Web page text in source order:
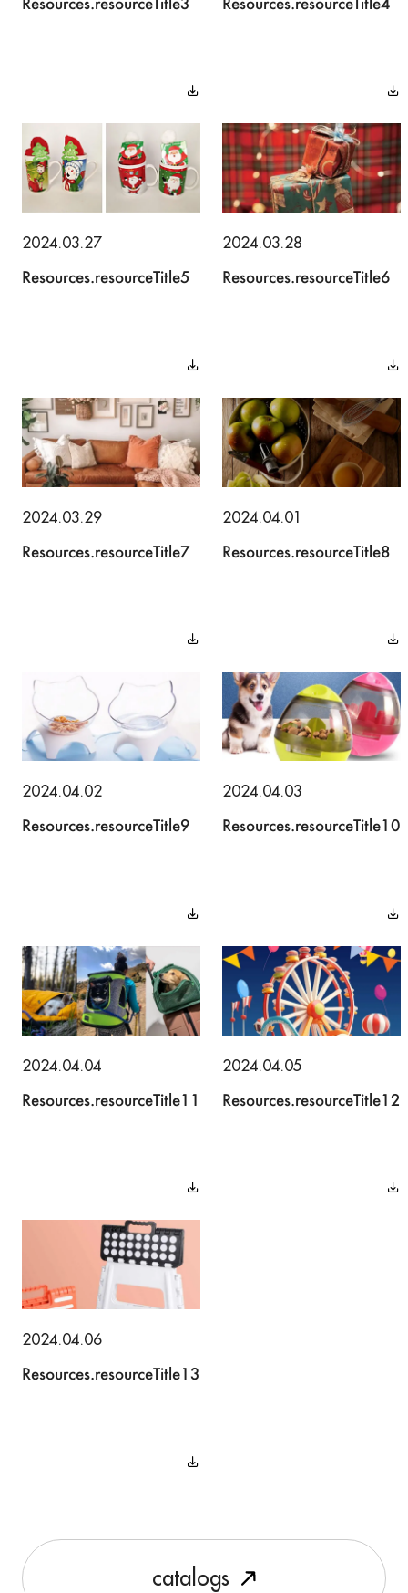
2024.03.27
Resources.resourceTitle5
2024.03.28
Resources.resourceTitle6
2024.03.29
Resources.resourceTitle7
2024.04.01
Resources.resourceTitle8
2024.04.02
Resources.resourceTitle9
2024.04.03
Resources.resourceTitle10
2024.04.04
Resources.resourceTitle11
2024.04.05
Resources.resourceTitle12
2024.04.06
Resources.resourceTitle13
cata ogs